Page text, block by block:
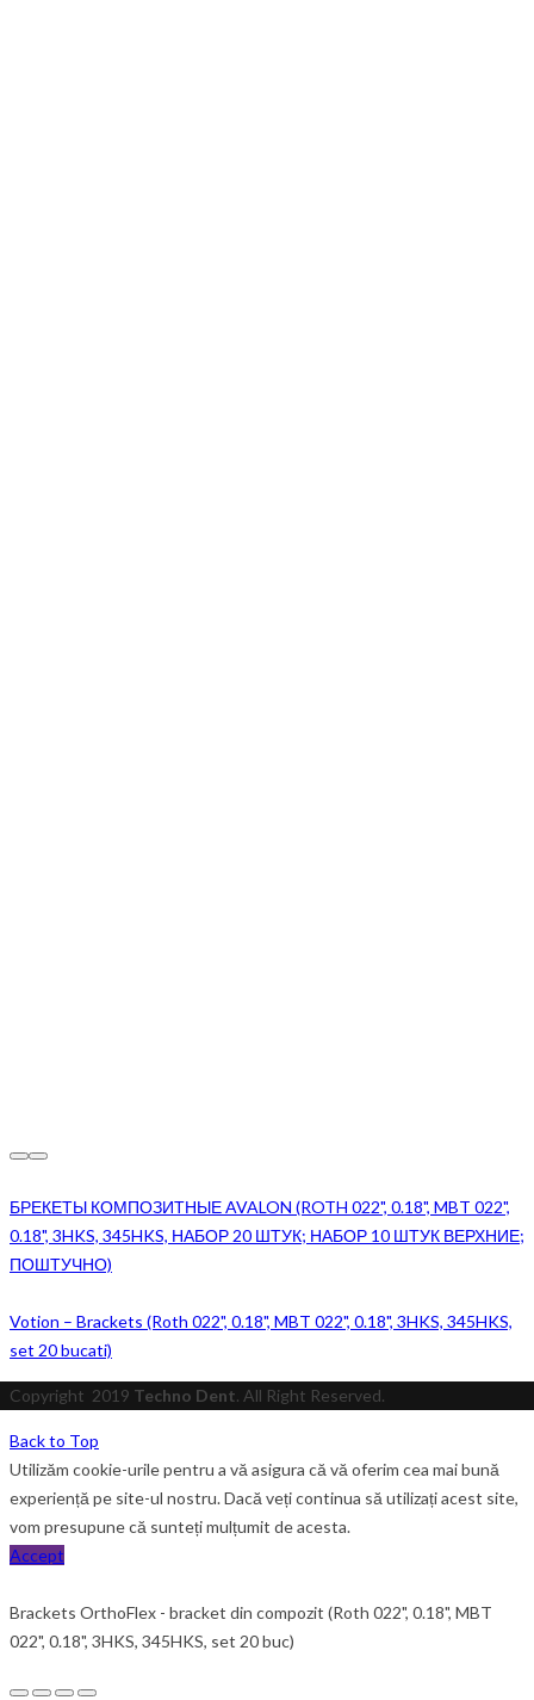
БРЕКЕТЫ КОМПОЗИТНЫЕ AVALON (ROTH 022", 0.18", MBT 022",
0.18", 3HKS, 345HKS, НАБОР 20 ШТУК; НАБОР 10 ШТУК ВЕРХНИЕ;
ПОШТУЧНО)
Votion – Brackets (Roth 022", 0.18", MBT 022", 0.18", 3HKS, 345HKS,
set 20 bucati)
Copyright 2019 Techno Dent. All Right Reserved.
Back to Top
Utilizăm cookie-urile pentru a vă asigura că vă oferim cea mai bună
experiență pe site-ul nostru. Dacă veți continua să utilizați acest site,
vom presupune că sunteți mulțumit de acesta.
Accept
Brackets OrthoFlex - bracket din compozit (Roth 022", 0.18", MBT
022", 0.18", 3HKS, 345HKS, set 20 buc)